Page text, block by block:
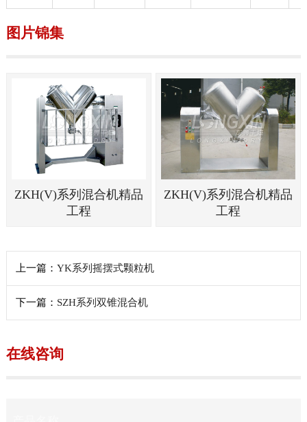
图片锦集
ZKH(V)系列混合机精品
工程
ZKH(V)系列混合机精品
工程
上一篇： YK系列摇摆式颗粒机
下一篇： SZH系列双锥混合机
在线咨询